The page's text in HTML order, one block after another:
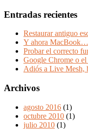
Entradas recientes
Restaurar antiguo
Y ahora MacBook…
Probar el correcto
Google Chrome o
Adiós a Live Mesh,
Archivos
agosto 2016 (1)
octubre 2010 (1)
julio 2010 (1)